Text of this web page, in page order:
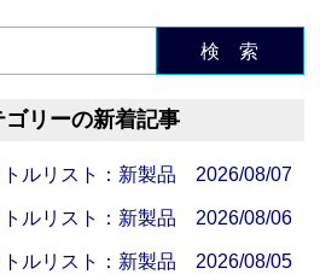
検 索
リーの新着記事
トルリスト：新製品 2026/08/07
トルリスト：新製品 2026/08/06
トルリスト：新製品 2026/08/05